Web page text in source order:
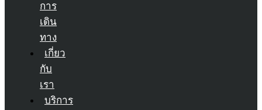
การ
เดิน
ทาง
เกี่ยว
กับ
เรา
บริการ